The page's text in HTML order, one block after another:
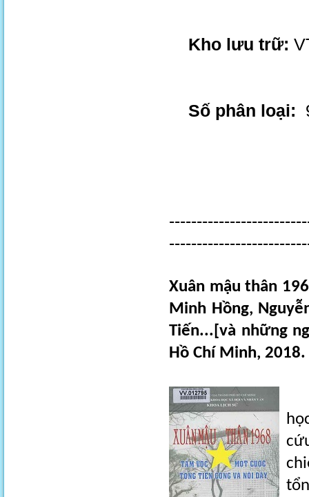
Kho lưu trữ:
Số phân loại:
Xuân mậu thân
Minh Hồng,
Tiến...[và những
Hồ Chí Minh,